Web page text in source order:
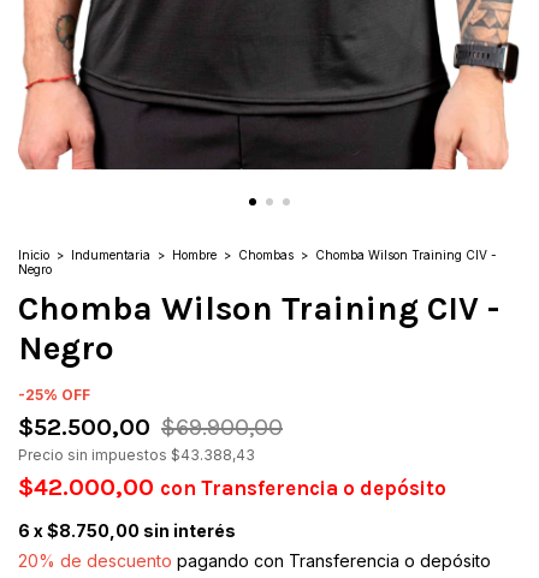
Inicio > Indumentaria > Hombre > Chombas > Chomba Wilson Training CIV -
Negro
Chomba Wilson Training CIV -
Negro
-25% OFF
$52.500,00 $69.900,00
Precio sin impuestos $43.388,43
$42.000,00 con Transferencia o depósito
6 x$8.750,00 sin interés
20% de descuento pagando con Transferencia o depósito